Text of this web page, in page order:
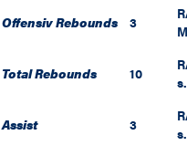
Offensiv Rebounds 3
Total Rebounds 10
Assist 3